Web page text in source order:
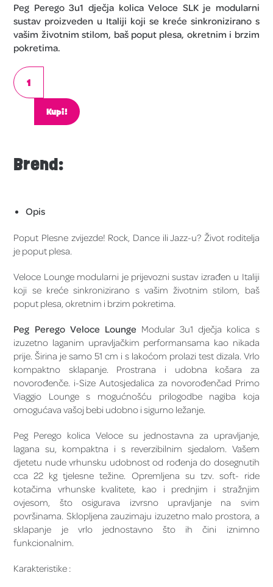
Peg Perego 3u1 dječja kolica Veloce SLK je modularni
sustav proizveden u Italiji koji se kreće sinkronizirano s
vašim životnim stilom, baš poput plesa, okretnim i brzim
pokretima.
Kupi!
Brend:
Opis
Poput Plesne zvijezde! Rock, Dance ili Jazz-u? Život roditelja
je poput plesa.
Veloce Lounge modularni je prijevozni sustav izrađen u Italiji
koji se kreće sinkronizirano s vašim životnim stilom, baš
poput plesa, okretnim i brzim pokretima.
Peg Perego Veloce Lounge Modular 3u1 dječja kolica s
izuzetno laganim upravljačkim performansama kao nikada
prije. Širina je samo 51 cm i s lakoćom prolazi test dizala. Vrlo
kompaktno sklapanje. Prostrana i udobna košara za
novorođenče. i-Size Autosjedalica za novorođenčad Primo
Viaggio Lounge s mogućnošću prilogodbe nagiba koja
omogućava vašoj bebi udobno i sigurno ležanje.
Peg Perego kolica Veloce su jednostavna za upravljanje,
lagana su, kompaktna i s reverzibilnim sjedalom. Vašem
djetetu nude vrhunsku udobnost od rođenja do dosegnutih
cca 22 kg tjelesne težine. Opremljena su tzv. soft- ride
kotačima vrhunske kvalitete, kao i prednjim i stražnjim
ovjesom, što osigurava izvrsno upravljanje na svim
površinama. Sklopljena zauzimaju izuzetno malo prostora, a
sklapanje je vrlo jednostavno što ih čini iznimno
funkcionalnim.
Karakteristike :